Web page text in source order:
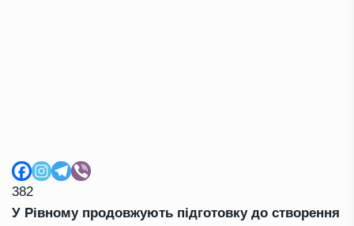
382
У Рівному продовжують підготовку до створення